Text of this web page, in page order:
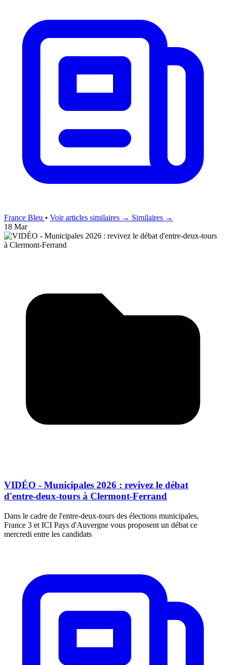
France Bleu • Voir articles similaires → Similaires →
18 Mar
VIDÉO - Municipales 2026 : revivez le débat
d'entre-deux-tours à Clermont-Ferrand
Dans le cadre de l'entre-deux-tours des élections municipales,
France 3 et ICI Pays d'Auvergne vous proposent un débat ce
mercredi entre les candidats